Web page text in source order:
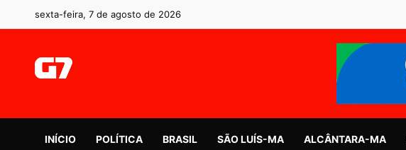
sexta-feira, 7 de agosto de 2026
INÍCIO POLÍTICA BRASIL SÃO LUÍS-MA ALCÂNTARA-MA